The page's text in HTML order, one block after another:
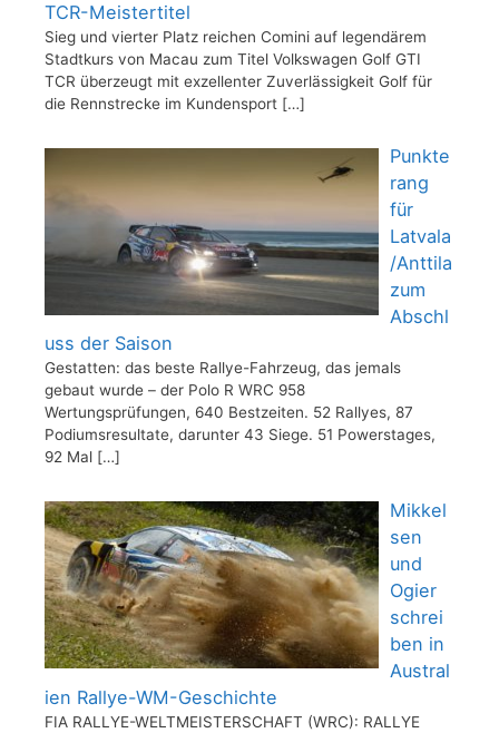
TCR-Meistertitel
Sieg und vierter Platz reichen Comini auf legendärem
Stadtkurs von Macau zum Titel Volkswagen Golf GTI
TCR überzeugt mit exzellenter Zuverlässigkeit Golf für
die Rennstrecke im Kundensport […]
Punkte
rang
für
Latvala
/Anttila
zum
Abschl
uss der Saison
Gestatten: das beste Rallye-Fahrzeug, das jemals
gebaut wurde – der Polo R WRC 958
Wertungsprüfungen, 640 Bestzeiten. 52 Rallyes, 87
Podiumsresultate, darunter 43 Siege. 51 Powerstages,
92 Mal […]
Mikkel
sen
und
Ogier
schrei
ben in
Austral
ien Rallye-WM-Geschichte
FIA RALLYE-WELTMEISTERSCHAFT (WRC): RALLYE